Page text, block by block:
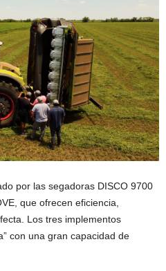
por las segadoras DISCO 9700
que ofrecen eficiencia,
Los tres implementos
con una gran capacidad de